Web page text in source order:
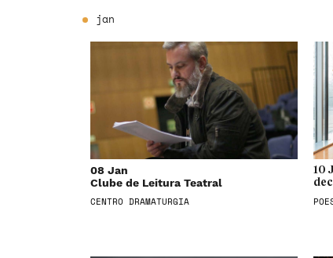
jan
08 Jan
Clube de Leitura Teatral
CENTRO DRAMATURGIA
10